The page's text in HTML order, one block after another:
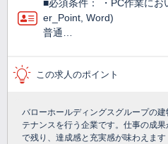
■必須条件： ・PC作業に
er_Point, Word)
普通…
この求人のポイント
バローホールディングスグループの
テナンスを行う企業です。仕事の成
で残り、達成感と充実感が味わえます